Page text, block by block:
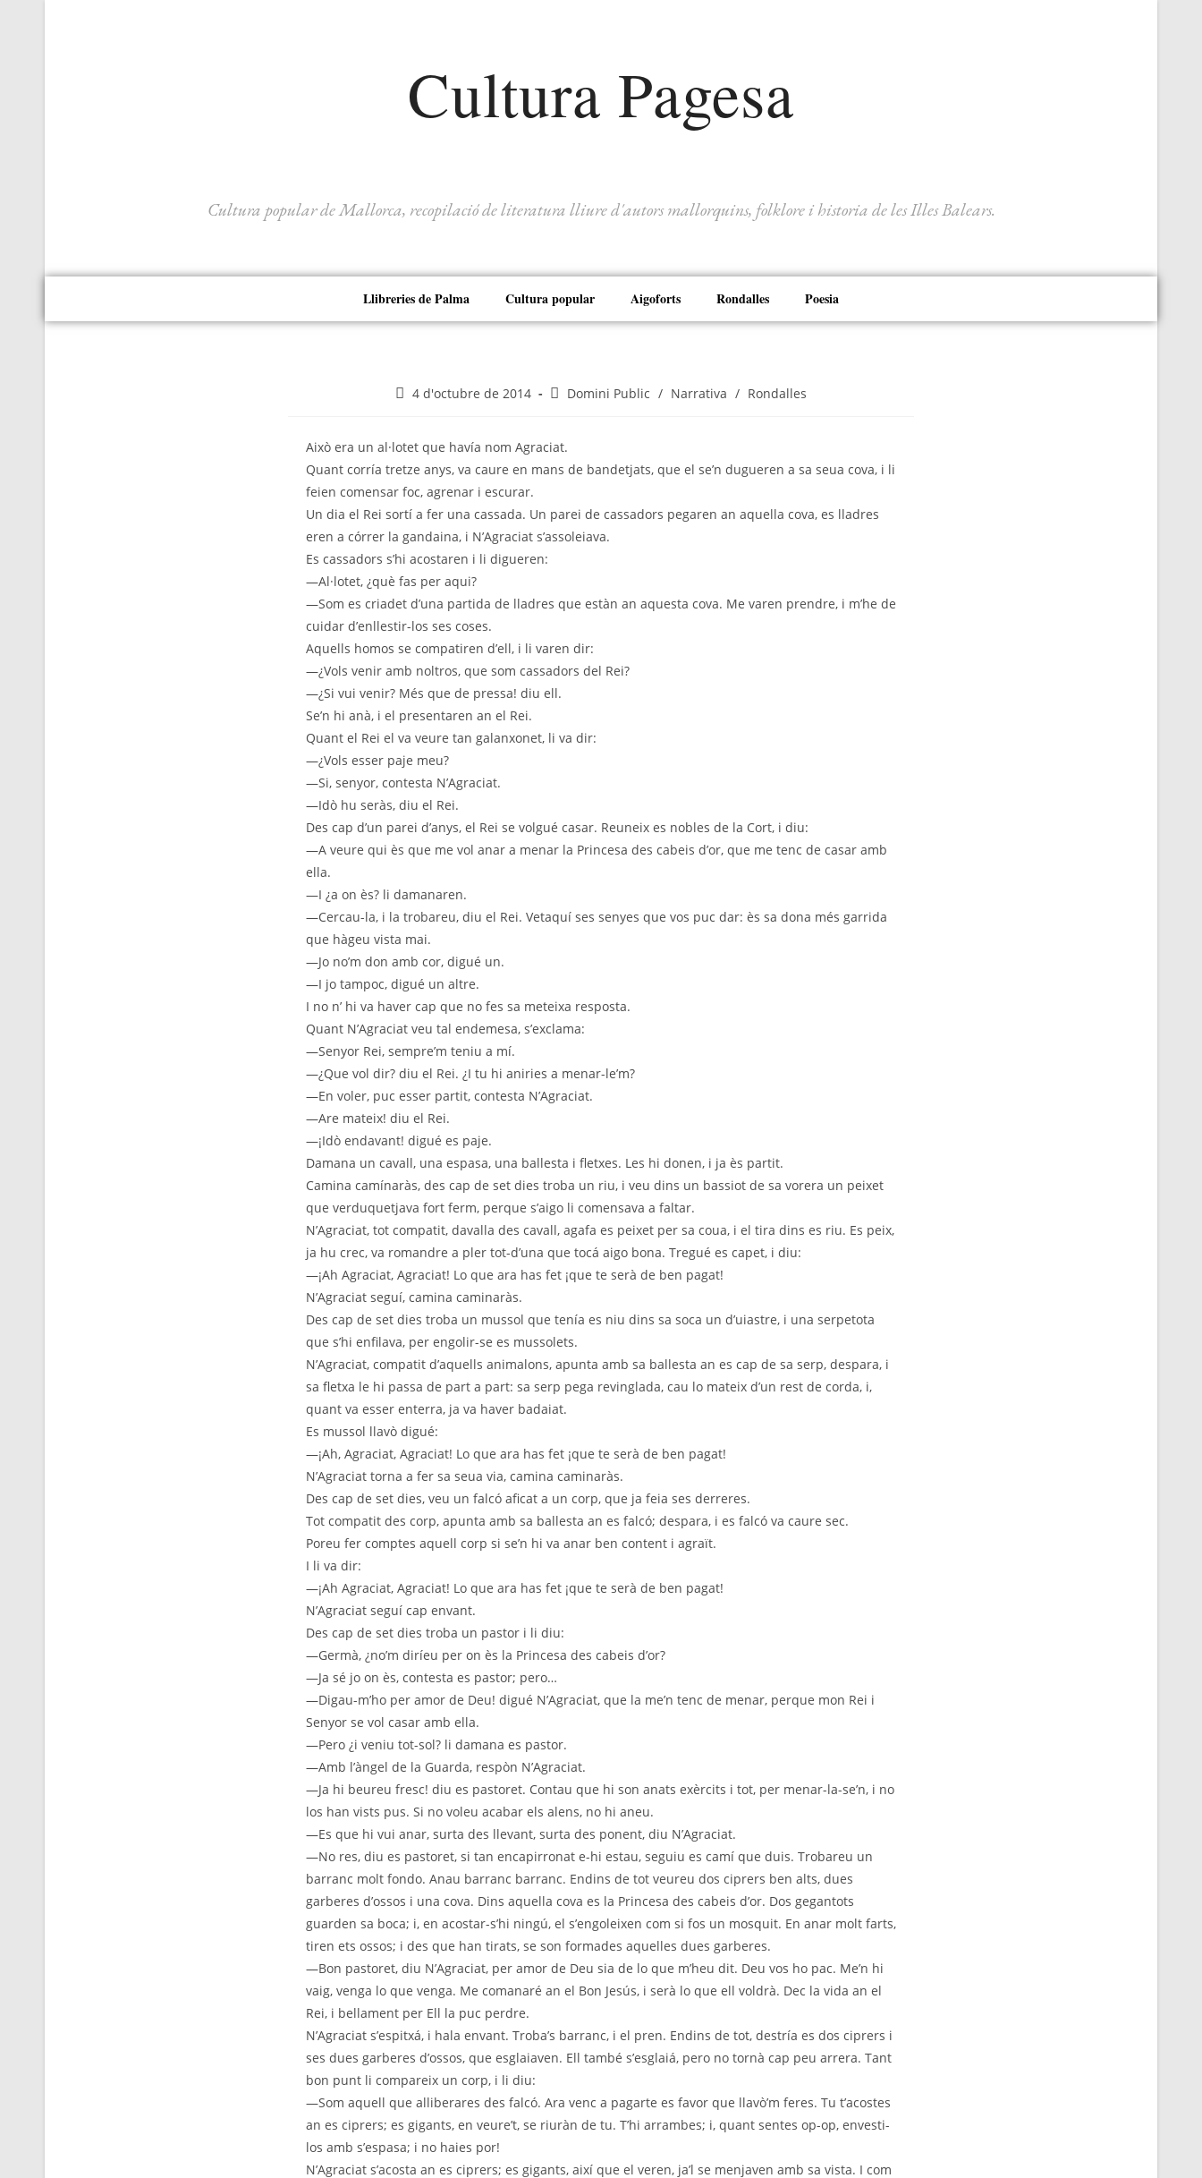
Cultura Pagesa
Cultura popular de Mallorca, recopilació de literatura lliure d'autors mallorquins, folklore i historia de les Illes Balears.
Llibreries de Palma Cultura popular Aigoforts Rondalles Poesia
4 d'octubre de 2014 Domini Public / Narrativa / Rondalles
Això era un al·lotet que havía nom Agraciat.
Quant corría tretze anys, va caure en mans de bandetjats, que el se’n dugueren a sa seua cova, i li
feien comensar foc, agrenar i escurar.
Un dia el Rei sortí a fer una cassada. Un parei de cassadors pegaren an aquella cova, es lladres
eren a córrer la gandaina, i N’Agraciat s’assoleiava.
Es cassadors s’hi acostaren i li digueren:
—Al·lotet, ¿què fas per aqui?
—Som es criadet d’una partida de lladres que estàn an aquesta cova. Me varen prendre, i m’he de
cuidar d’enllestir-los ses coses.
Aquells homos se compatiren d’ell, i li varen dir:
—¿Vols venir amb noltros, que som cassadors del Rei?
—¿Si vui venir? Més que de pressa! diu ell.
Se’n hi anà, i el presentaren an el Rei.
Quant el Rei el va veure tan galanxonet, li va dir:
—¿Vols esser paje meu?
—Si, senyor, contesta N’Agraciat.
—Idò hu seràs, diu el Rei.
Des cap d’un parei d’anys, el Rei se volgué casar. Reuneix es nobles de la Cort, i diu:
—A veure qui ès que me vol anar a menar la Princesa des cabeis d’or, que me tenc de casar amb
ella.
—I ¿a on ès? li damanaren.
—Cercau-la, i la trobareu, diu el Rei. Vetaquí ses senyes que vos puc dar: ès sa dona més garrida
que hàgeu vista mai.
—Jo no’m don amb cor, digué un.
—I jo tampoc, digué un altre.
I no n’ hi va haver cap que no fes sa meteixa resposta.
Quant N’Agraciat veu tal endemesa, s’exclama:
—Senyor Rei, sempre’m teniu a mí.
—¿Que vol dir? diu el Rei. ¿I tu hi aniries a menar-le’m?
—En voler, puc esser partit, contesta N’Agraciat.
—Are mateix! diu el Rei.
—¡Idò endavant! digué es paje.
Damana un cavall, una espasa, una ballesta i fletxes. Les hi donen, i ja ès partit.
Camina camínaràs, des cap de set dies troba un riu, i veu dins un bassiot de sa vorera un peixet
que verduquetjava fort ferm, perque s’aigo li comensava a faltar.
N’Agraciat, tot compatit, davalla des cavall, agafa es peixet per sa coua, i el tira dins es riu. Es peix,
ja hu crec, va romandre a pler tot-d’una que tocá aigo bona. Tregué es capet, i diu:
—¡Ah Agraciat, Agraciat! Lo que ara has fet ¡que te serà de ben pagat!
N’Agraciat seguí, camina caminaràs.
Des cap de set dies troba un mussol que tenía es niu dins sa soca un d’uiastre, i una serpetota
que s’hi enfilava, per engolir-se es mussolets.
N’Agraciat, compatit d’aquells animalons, apunta amb sa ballesta an es cap de sa serp, despara, i
sa fletxa le hi passa de part a part: sa serp pega revinglada, cau lo mateix d’un rest de corda, i,
quant va esser enterra, ja va haver badaiat.
Es mussol llavò digué:
—¡Ah, Agraciat, Agraciat! Lo que ara has fet ¡que te serà de ben pagat!
N’Agraciat torna a fer sa seua via, camina caminaràs.
Des cap de set dies, veu un falcó aficat a un corp, que ja feia ses derreres.
Tot compatit des corp, apunta amb sa ballesta an es falcó; despara, i es falcó va caure sec.
Poreu fer comptes aquell corp si se’n hi va anar ben content i agraït.
I li va dir:
—¡Ah Agraciat, Agraciat! Lo que ara has fet ¡que te serà de ben pagat!
N’Agraciat seguí cap envant.
Des cap de set dies troba un pastor i li diu:
—Germà, ¿no’m diríeu per on ès la Princesa des cabeis d’or?
—Ja sé jo on ès, contesta es pastor; pero…
—Digau-m’ho per amor de Deu! digué N’Agraciat, que la me’n tenc de menar, perque mon Rei i
Senyor se vol casar amb ella.
—Pero ¿i veniu tot-sol? li damana es pastor.
—Amb l’àngel de la Guarda, respòn N’Agraciat.
—Ja hi beureu fresc! diu es pastoret. Contau que hi son anats exèrcits i tot, per menar-la-se’n, i no
los han vists pus. Si no voleu acabar els alens, no hi aneu.
—Es que hi vui anar, surta des llevant, surta des ponent, diu N’Agraciat.
—No res, diu es pastoret, si tan encapirronat e-hi estau, seguiu es camí que duis. Trobareu un
barranc molt fondo. Anau barranc barranc. Endins de tot veureu dos ciprers ben alts, dues
garberes d’ossos i una cova. Dins aquella cova es la Princesa des cabeis d’or. Dos gegantots
guarden sa boca; i, en acostar-s’hi ningú, el s’engoleixen com si fos un mosquit. En anar molt farts,
tiren ets ossos; i des que han tirats, se son formades aquelles dues garberes.
—Bon pastoret, diu N’Agraciat, per amor de Deu sia de lo que m’heu dit. Deu vos ho pac. Me’n hi
vaig, venga lo que venga. Me comanaré an el Bon Jesús, i serà lo que ell voldrà. Dec la vida an el
Rei, i bellament per Ell la puc perdre.
N’Agraciat s’espitxá, i hala envant. Troba’s barranc, i el pren. Endins de tot, destría es dos ciprers i
ses dues garberes d’ossos, que esglaiaven. Ell també s’esglaiá, pero no tornà cap peu arrera. Tant
bon punt li compareix un corp, i li diu:
—Som aquell que alliberares des falcó. Ara venc a pagarte es favor que llavò’m feres. Tu t’acostes
an es ciprers; es gigants, en veure’t, se riuràn de tu. T’hi arrambes; i, quant sentes op-op, envesti-
los amb s’espasa; i no haies por!
N’Agraciat s’acosta an es ciprers; es gigants, així que el veren, ja’l se menjaven amb sa vista. I com